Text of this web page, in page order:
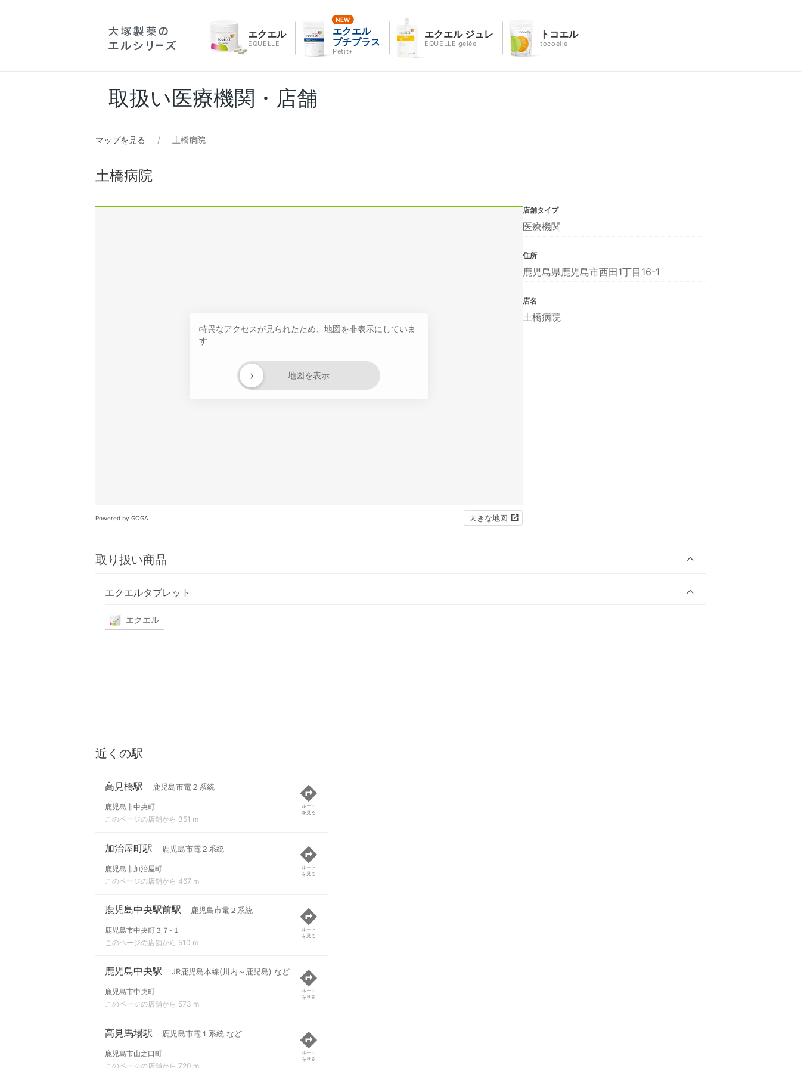
エクエル
EQUELLE
エクエル
プチプラス
Petit+
エクエル ジュレ
EQUELLE gelée
トコエル
tocoelle
取扱い医療機関・店舗
マップを見る 土橋病院
土橋病院
特異なアクセスが見られたため、地図を非表示にしていま
す
地図を表示
›
Powered by GOGA 大きな地図
取り扱い商品
エクエルタブレット
エクエル
店舗タイプ
医療機関
住所
鹿児島県鹿児島市西田1丁目16-1
店名
土橋病院
近くの駅
高見橋駅 鹿児島市電２系統
鹿児島市中央町
このページの店舗から 351 m
ルート
を見る
加治屋町駅 鹿児島市電２系統
鹿児島市加治屋町
このページの店舗から 467 m
ルート
を見る
鹿児島中央駅前駅 鹿児島市電２系統
鹿児島市中央町３７-１
このページの店舗から 510 m
ルート
を見る
鹿児島中央駅 JR鹿児島本線(川内～鹿児島) など
鹿児島市中央町
このページの店舗から 573 m
ルート
を見る
高見馬場駅 鹿児島市電１系統 など
鹿児島市山之口町
このページの店舗から 720 m
ルート
を見る